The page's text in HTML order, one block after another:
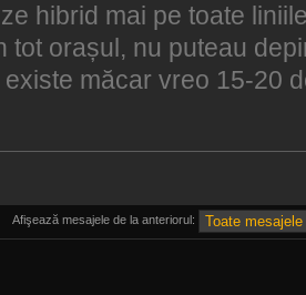
hibrid mai pe toate
tot orașul, nu puteau
măcar vreo 15-20
Afişează mesajele de la anteriorul: